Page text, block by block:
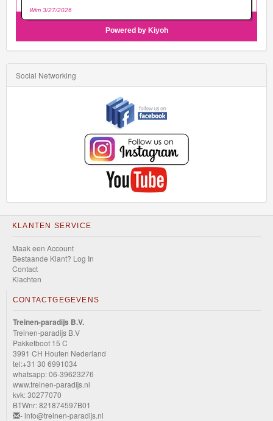
Social Networking
KLANTEN SERVICE
Maak een Account
Bestaande Klant? Log In
Contact
Klachten
CONTACTGEGEVENS
Treinen-paradijs B.V.
Treinen-paradijs B.V
Pakketboot 15 C
3991 CH Houten Nederland
tel:+31 30 6991034
whatsapp: 06-39623276
www.treinen-paradijs.nl
kvk: 30277070
BTWnr: 821874597B01
- info@treinen-paradijs.nl